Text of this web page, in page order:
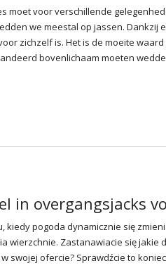
moet voor verschillende
we meestal op jassen. Dankzij
zichzelf is. Het is de moeite
bovenlichaam moeten
in overgangsjacks
kiedy pogoda dynamicznie się
wierzchnie. Zastanawiacie się jakie
swojej ofercie? Sprawdźcie to